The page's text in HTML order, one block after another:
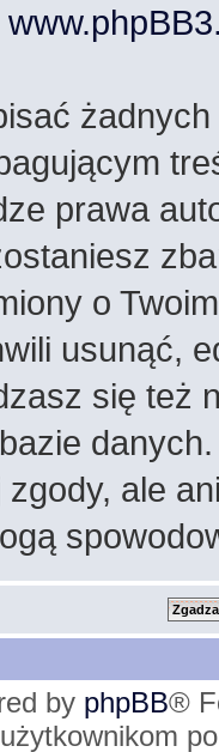
prawa
o
usunąć,
się też
ale
by phpBB®